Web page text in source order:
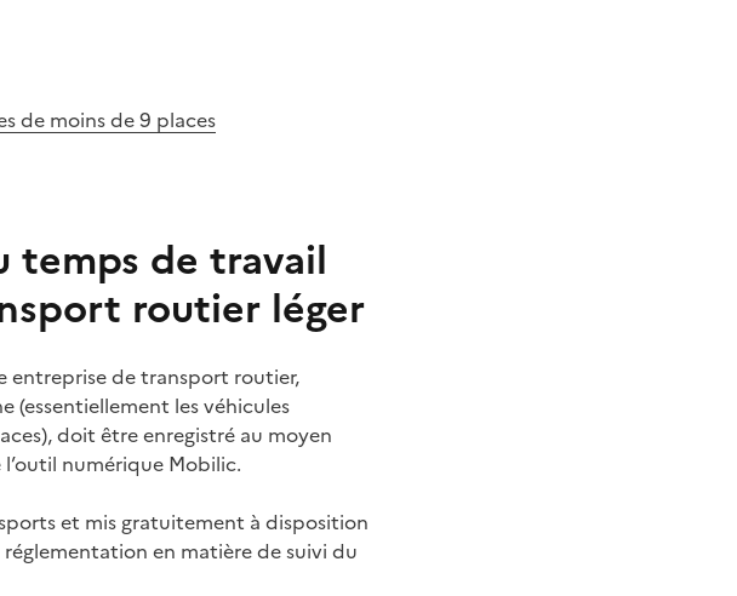
de moins de 9 places
temps de travail
routier léger
entreprise de transport routier,
(essentiellement les véhicules
doit être enregistré au moyen
numérique Mobilic.
et mis gratuitement à disposition
en matière de suivi du